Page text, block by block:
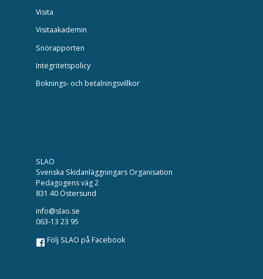
Visita
Visitaakademin
Snörapporten
Integritetspolicy
Boknings- och betalningsvillkor
SLAO
Svenska Skidanläggningars Organisation
Pedagogens väg 2
831 40 Östersund
info@slao.se
063-13 23 95
Följ SLAO på Facebook